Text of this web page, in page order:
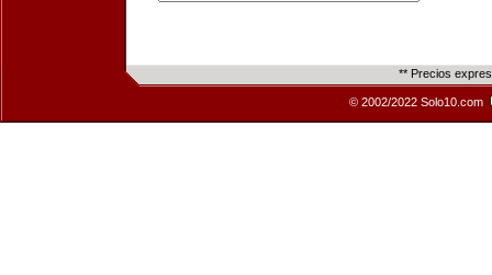
** Precios
© 2002/2022 Solo10.com